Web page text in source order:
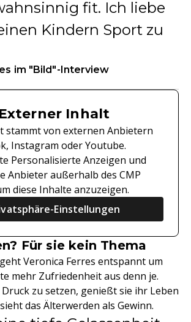
fit. Ich liebe
Kindern Sport zu
im "Bild"-Interview
Externer Inhalt
stammt von externen Anbietern
Instagram oder Youtube.
Personalisierte Anzeigen und
Anbieter außerhalb des CMP
diese Inhalte anzuzeigen.
Einstellungen
Für sie kein Thema
Veronica Ferres entspannt um
mehr Zufriedenheit aus denn je.
zu setzen, genießt sie ihr Leben
das Älterwerden als Gewinn.